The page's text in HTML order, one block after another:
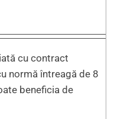
cu contract
normă întreagă de 8
beneficia de